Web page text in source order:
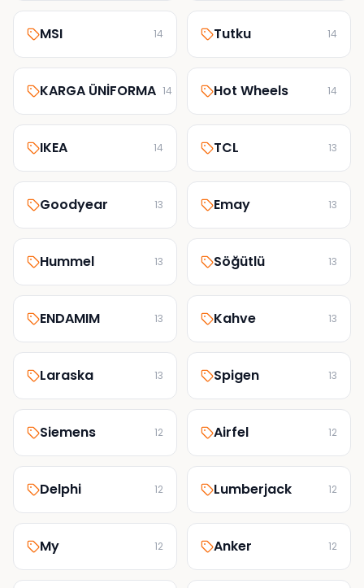
MSI 14 Tutku 14
KARGA ÜNİFORMA 14 Hot Wheels 14
IKEA 14 TCL 13
Goodyear 13 Emay 13
Hummel 13 Söğütlü 13
ENDAMIM 13 Kahve 13
Laraska 13 Spigen 13
Siemens 12 Airfel 12
Delphi 12 Lumberjack 12
My 12 Anker 12